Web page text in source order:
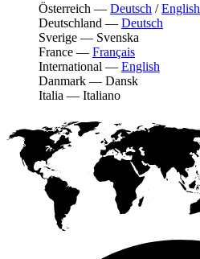
Österreich — Deutsch /English
Deutschland — Deutsch
Sverige — Svenska
France — Français
International — English
Danmark — Dansk
Italia — Italiano